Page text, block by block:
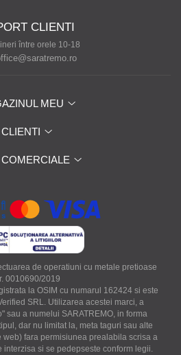
CLIENTI
între orele 10-18
MEU
CLIENTI
de operatiuni cu metale pretioase
0010690/2019
la OSIM cu numarul 162424 si este
SRL. Utilizarea acestei marci, a
sau a numelui SARATREMO, in forma
dar nu limitat la, meta taguri sau alte
fara permisiunea prealabila scrisa a
interzisa si se pedepseste conform legii.